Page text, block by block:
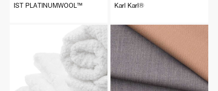
IST PLATINUMWOOL™ Karl Karl®︎